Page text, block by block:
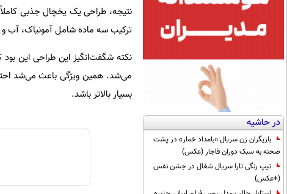
در حاشیه
بازیگران زن سریال «بامداد خمار» در پشت
صحنه به سبک دوران قاجار (عکس)
تیپ رنگی تارا سریال شغال در جشن نفس
(+عکس)
نتیجه، طراحی یک یخچال جذبی
ترکیب سه ماده شامل آمونیاک، آب و
نکته شگفت‌انگیز این طراحی این
می‌شد. همین ویژگی باعث می‌شد
بسیار بالاتر باشد.